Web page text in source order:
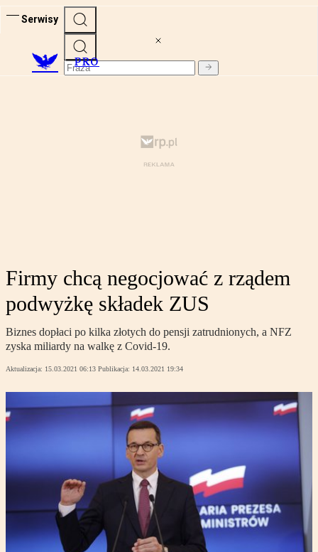
Serwisy
PRO
Firmy chcą negocjować z rządem
podwyżkę składek ZUS
Biznes dopłaci po kilka złotych do pensji zatrudnionych, a NFZ
zyska miliardy na walkę z Covid-19.
Aktualizacja: 15.03.2021 06:13 Publikacja: 14.03.2021 19:34